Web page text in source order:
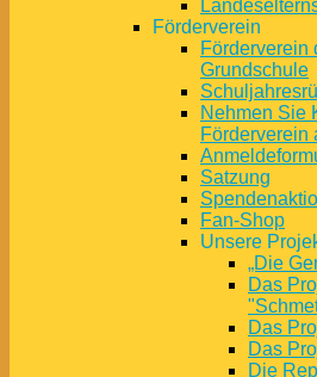
Förderverein
Förderverein
Grundschule
Nehmen Sie
Förderverein
Satzung
Fan-Shop
Unsere
„Die
Das
Das
Das
Die